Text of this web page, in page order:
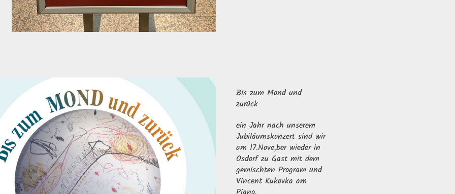
Bis zum Mond und
zurück
ein Jahr nach unserem
Jubiläumskonzert sind wir
am 17.Nove,ber wieder in
Osdorf zu Gast mit dem
gemischten Program und
Vincent Kukovka am